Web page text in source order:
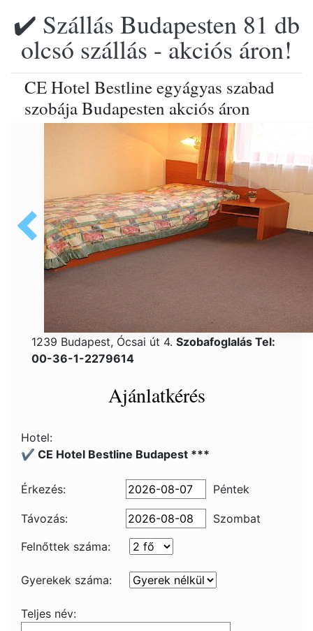
✔️ Szállás Budapesten 81 db
olcsó szállás - akciós áron!
CE Hotel Bestline egyágyas szabad
szobája Budapesten akciós áron
1239 Budapest, Ócsai út 4. Szobafoglalás Tel:
00-36-1-2279614
Ajánlatkérés
Hotel:
✔️ CE Hotel Bestline Budapest ***
Érkezés: Péntek
Távozás:
Szombat
Felnőttek száma:
Gyerekek száma:
Teljes név: